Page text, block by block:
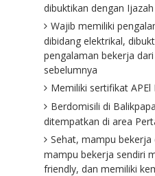
dibuktikan dengan Ijazah
Wajib memiliki
dibidang elektrikal,
pengalaman bekerja
sebelumnya
Memiliki sertifikat
Berdomisili di
ditempatkan di area
Sehat, mampu bekerja
mampu bekerja sendiri
friendly, dan memiliki